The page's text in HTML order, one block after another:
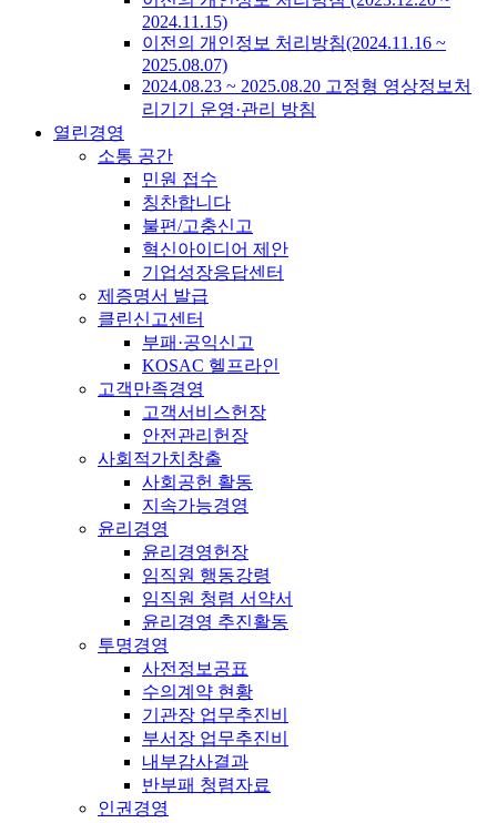
2024.11.15)
이전의 개인정보 처리방침(2024.11.16 ~
2025.08.07)
2024.08.23 ~ 2025.08.20 고정형 영상정보처
리기기 운영·관리 방침
열린경영
소통 공간
민원 접수
칭찬합니다
불편/고충신고
혁신아이디어 제안
기업성장응답센터
제증명서 발급
클린신고센터
부패·공익신고
KOSAC 헬프라인
고객만족경영
고객서비스헌장
안전관리헌장
사회적가치창출
사회공헌 활동
지속가능경영
윤리경영
윤리경영헌장
임직원 행동강령
임직원 청렴 서약서
윤리경영 추진활동
투명경영
사전정보공표
수의계약 현황
기관장 업무추진비
부서장 업무추진비
내부감사결과
반부패 청렴자료
인권경영